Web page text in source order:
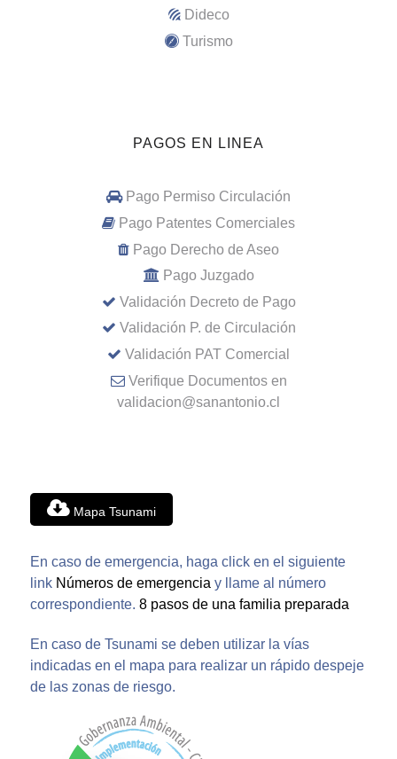
Dideco
Turismo
PAGOS EN LINEA
Pago Permiso Circulación
Pago Patentes Comerciales
Pago Derecho de Aseo
Pago Juzgado
Validación Decreto de Pago
Validación P. de Circulación
Validación PAT Comercial
Verifique Documentos en
validacion@sanantonio.cl
Mapa Tsunami
En caso de emergencia, haga click en el siguiente
link Números de emergencia y llame al número
correspondiente. 8 pasos de una familia preparada
En caso de Tsunami se deben utilizar la vías
indicadas en el mapa para realizar un rápido despeje
de las zonas de riesgo.